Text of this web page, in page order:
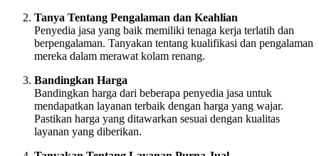
Tanya Tentang Pengalaman dan Keahlian
Penyedia jasa yang baik memiliki tenaga kerja terlatih dan
berpengalaman. Tanyakan tentang kualifikasi dan pengalaman
mereka dalam merawat kolam renang.
Bandingkan Harga
Bandingkan harga dari beberapa penyedia jasa untuk
mendapatkan layanan terbaik dengan harga yang wajar.
Pastikan harga yang ditawarkan sesuai dengan kualitas
layanan yang diberikan.